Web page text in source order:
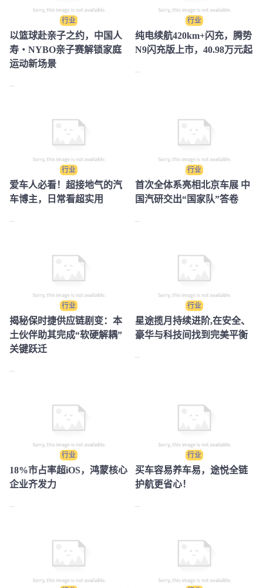
行业
​以篮球赴亲子之约，中国人
寿・NYBO亲子赛解锁家庭
运动新场景
行业
纯电续航420km+闪充，腾势
N9闪充版上市，40.98万元起
行业
爱车人必看！超接地气的汽
车博主，日常看超实用
...
行业
首次全体系亮相北京车展 中
国汽研交出“国家队”答卷
...
行业
​揭秘保时捷供应链剧变：本
土伙伴助其完成“软硬解耦”
关键跃迁
行业
星途揽月持续进阶,在安全、
豪华与科技间找到完美平衡
行业
18%市占率超iOS，鸿蒙核心
企业齐发力
...
行业
买车容易养车易，途悦全链
护航更省心！
...